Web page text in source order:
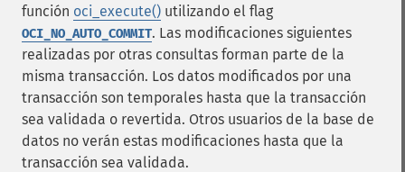
función oci_execute() utilizando el flag
OCI_NO_AUTO_COMMIT. Las modificaciones siguientes
realizadas por otras consultas forman parte de la
misma transacción. Los datos modificados por una
transacción son temporales hasta que la transacción
sea validada o revertida. Otros usuarios de la base de
datos no verán estas modificaciones hasta que la
transacción sea validada.